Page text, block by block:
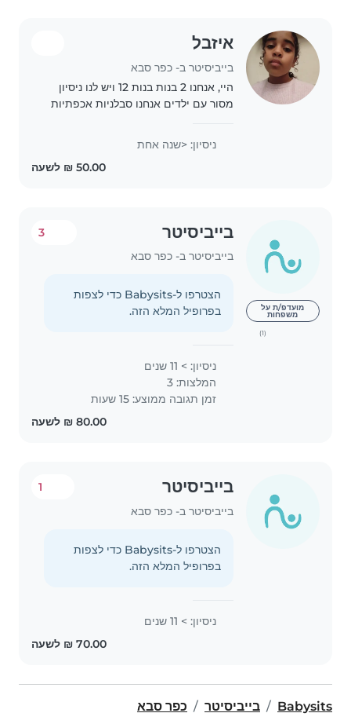
איזבל
בייביסיטר ב- כפר סבא
היי, אנחנו 2 בנות בנות 12 ויש לנו ניסיון
מסור עם ילדים אנחנו סבלניות אכפתיות
איתם אנחנו גרות בכפר סבא ואנחנו..
ניסיון: <שנה אחת
מועדפ/ת על
משפחות
(1)
בייביסיטר
בייביסיטר ב- כפר סבא
3
הצטרפו ל-Babysits כדי לצפות
בפרופיל המלא הזה.
ניסיון: > 11 שנים
המלצות: 3
זמן תגובה ממוצע: 15 שעות
בייביסיטר
בייביסיטר ב- כפר סבא
1
הצטרפו ל-Babysits כדי לצפות
בפרופיל המלא הזה.
ניסיון: > 11 שנים
Babysits בייביסיטר כפר סבא